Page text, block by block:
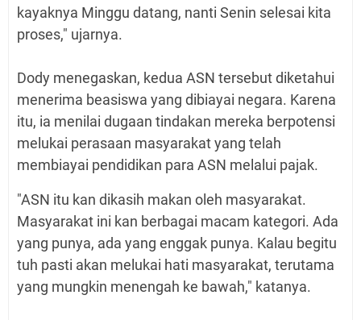
kayaknya Minggu datang, nanti Senin selesai kita
proses," ujarnya.
Dody menegaskan, kedua ASN tersebut diketahui
menerima beasiswa yang dibiayai negara. Karena
itu, ia menilai dugaan tindakan mereka berpotensi
melukai perasaan masyarakat yang telah
membiayai pendidikan para ASN melalui pajak.
"ASN itu kan dikasih makan oleh masyarakat.
Masyarakat ini kan berbagai macam kategori. Ada
yang punya, ada yang enggak punya. Kalau begitu
tuh pasti akan melukai hati masyarakat, terutama
yang mungkin menengah ke bawah," katanya.